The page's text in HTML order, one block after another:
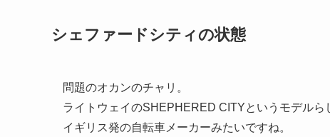
シェファードシティの状態
問題のオカンのチャリ。
ライトウェイのSHEPHERED CITYというモデルら
イギリス発の自転車メーカーみたいですね。